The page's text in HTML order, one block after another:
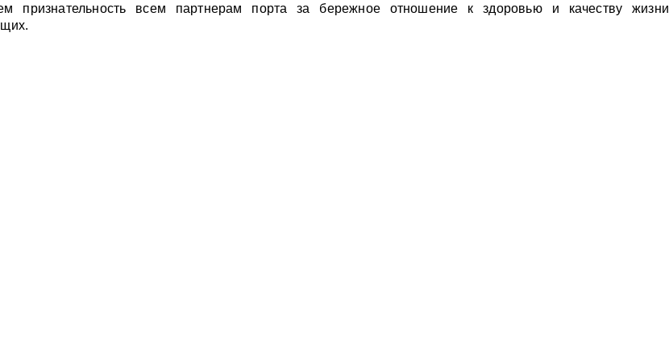
признательность всем партнерам порта за бережное отношение к здоровью и качеству жизни